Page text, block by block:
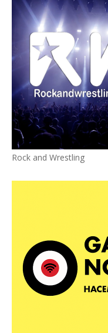
Rock and Wrestling